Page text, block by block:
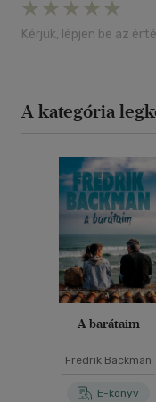
Kérjük, lépjen be az
A kategória
A barátaim
Fredrik Backman
E-könyv